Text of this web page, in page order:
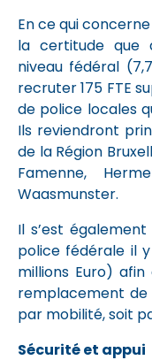
En ce qui
la certitude que
niveau fédéral
recruter 175 FTE
de police locales
Ils reviendront
de la Région
Famenne,
Waasmunster.
Il s’est
police fédérale il
millions Euro)
remplacement de
par mobilité, soit
Sécurité et appui